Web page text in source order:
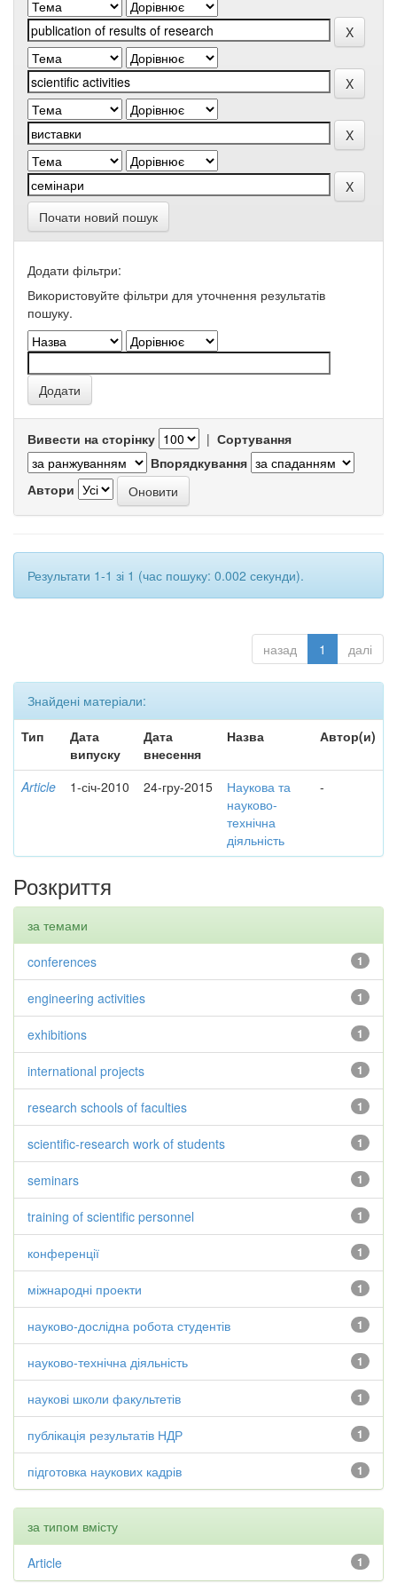
Почати новий пошук
Додати фільтри:
Використовуйте фільтри для уточнення результатів
пошуку.
Вивести на сторінку | Сортування
Впорядкування
Автори
Результати 1-1 зі 1 (час пошуку: 0.002 секунди).
назад 1 далі
Знайдені матеріали:
Тип
Дата
випуску
Дата
внесення
Назва Автор(и)
Article 1-січ-2010 24-гру-2015
Наукова та
науково-
технічна
діяльність
-
Розкриття
за темами
1
conferences
1
engineering activities
1
exhibitions
1
international projects
1
research schools of faculties
1
scientific-research work of students
1
seminars
1
training of scientific personnel
1
конференції
1
міжнародні проекти
1
науково-дослідна робота студентів
1
науково-технічна діяльність
1
наукові школи факультетів
1
публікація результатів НДР
1
підготовка наукових кадрів
за типом вмісту
1
Article